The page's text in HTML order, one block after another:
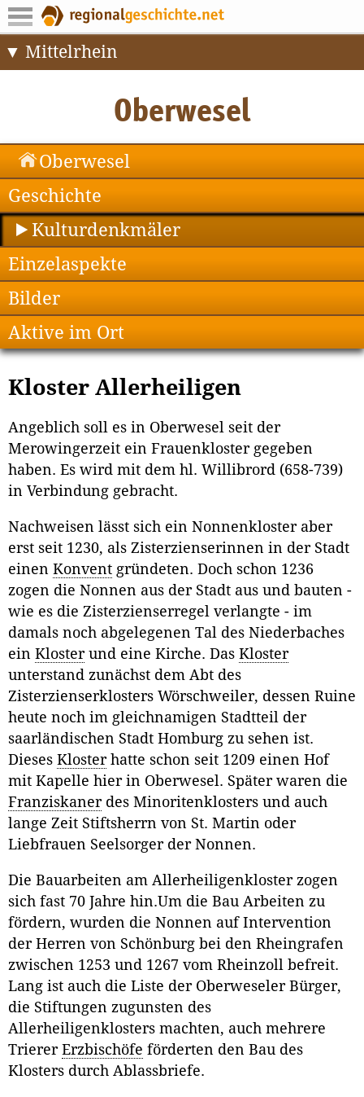
Mittelrhein
Oberwesel
Geschichte
Kulturdenkmäler
Einzelaspekte
Bilder
Aktive im Ort
Kloster Allerheiligen
Angeblich soll es in Oberwesel seit der
Merowingerzeit ein Frauenkloster gegeben
haben. Es wird mit dem hl. Willibrord (658-739)
in Verbindung gebracht.
Nachweisen lässt sich ein Nonnenkloster aber
erst seit 1230, als Zisterzienserinnen in der Stadt
einen Konvent gründeten. Doch schon 1236
zogen die Nonnen aus der Stadt aus und bauten -
wie es die Zisterzienserregel verlangte - im
damals noch abgelegenen Tal des Niederbaches
ein Klosterund eine Kirche. Das Kloster
unterstand zunächst dem Abt des
Zisterzienserklosters Wörschweiler, dessen Ruine
heute noch im gleichnamigen Stadtteil der
saarländischen Stadt Homburg zu sehen ist.
Dieses Klosterhatte schon seit 1209 einen Hof
mit Kapelle hier in Oberwesel. Später waren die
Franziskanerdes Minoritenklosters und auch
lange Zeit Stiftsherrn von St. Martin oder
Liebfrauen Seelsorger der Nonnen.
Die Bauarbeiten am Allerheiligenkloster zogen
sich fast 70 Jahre hin.Um die Bau Arbeiten zu
fördern, wurden die Nonnen auf Intervention
der Herren von Schönburg bei den Rheingrafen
zwischen 1253 und 1267 vom Rheinzoll befreit.
Lang ist auch die Liste der Oberweseler Bürger,
die Stiftungen zugunsten des
Allerheiligenklosters machten, auch mehrere
Trierer Erzbischöfe förderten den Bau des
Klosters durch Ablassbriefe.